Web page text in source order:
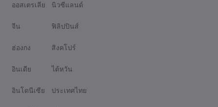
ออสเตรเลีย
จีน
ฮ่องกง
อินเดีย
อินโดนีเซีย
นิวซีแลนด์
ฟิลิปปินส์
สิงคโปร์
ไต้หวัน
ประเทศไทย